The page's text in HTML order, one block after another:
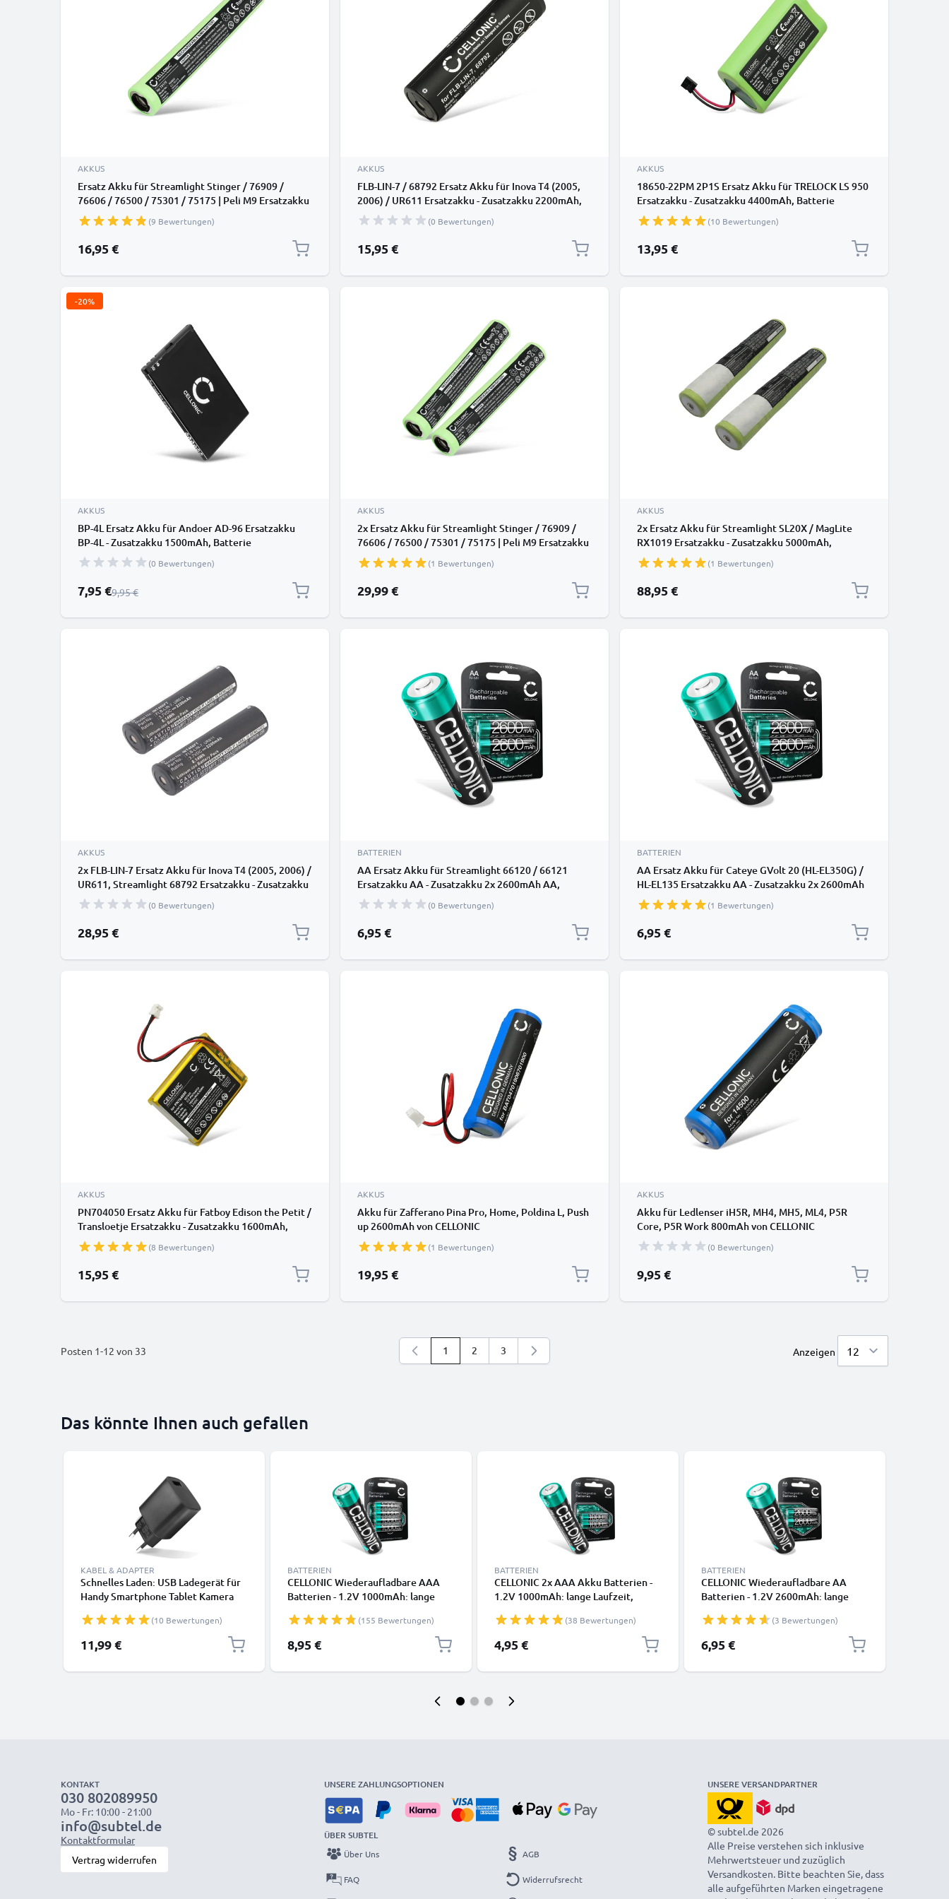
AKKUS
Ersatz Akku für Streamlight Stinger / 76909 /
76606 / 76500 / 75301 / 75175 | Peli M9 Ersatzakku
- Zusatzakku 1800mAh, Batterie
(9 Bewertungen)
16,95 €
AKKUS
FLB-LIN-7 / 68792 Ersatz Akku für Inova T4 (2005,
2006) / UR611 Ersatzakku - Zusatzakku 2200mAh,
Batterie
(0 Bewertungen)
15,95 €
AKKUS
18650-22PM 2P1S Ersatz Akku für TRELOCK LS 950
Ersatzakku - Zusatzakku 4400mAh, Batterie
(10 Bewertungen)
13,95 €
-20%
AKKUS
BP-4L Ersatz Akku für Andoer AD-96 Ersatzakku
BP-4L - Zusatzakku 1500mAh, Batterie
(0 Bewertungen)
Sonderpreis
7,95 €Regulärer Preis
9,95 €
AKKUS
2x Ersatz Akku für Streamlight Stinger / 76909 /
76606 / 76500 / 75301 / 75175 | Peli M9 Ersatzakku
- Zusatzakku 1800mAh, Batterie
(1 Bewertungen)
29,99 €
AKKUS
2x Ersatz Akku für Streamlight SL20X / MagLite
RX1019 Ersatzakku - Zusatzakku 5000mAh,
Batterie
(1 Bewertungen)
88,95 €
AKKUS
2x FLB-LIN-7 Ersatz Akku für Inova T4 (2005, 2006) /
UR611, Streamlight 68792 Ersatzakku - Zusatzakku
2200mAh, Batterie(0 Bewertungen)
28,95 €
BATTERIEN
AA Ersatz Akku für Streamlight 66120 / 66121
Ersatzakku AA - Zusatzakku 2x 2600mAh AA,
Batterie
(0 Bewertungen)
6,95 €
BATTERIEN
AA Ersatz Akku für Cateye GVolt 20 (HL-EL350G) /
HL-EL135 Ersatzakku AA - Zusatzakku 2x 2600mAh
AA, Batterie
(1 Bewertungen)
6,95 €
AKKUS
PN704050 Ersatz Akku für Fatboy Edison the Petit /
Transloetje Ersatzakku - Zusatzakku 1600mAh,
Batterie
(8 Bewertungen)
15,95 €
AKKUS
Akku für Zafferano Pina Pro, Home, Poldina L, Push
up 2600mAh von CELLONIC
(1 Bewertungen)
19,95 €
AKKUS
Akku für Ledlenser iH5R, MH4, MH5, ML4, P5R
Core, P5R Work 800mAh von CELLONIC
(0 Bewertungen)
9,95 €
Posten 1-12 von 33 Sie lesen gerade die Seite
1 Seite
2 Seite
3 Anzeigen
Das könnte Ihnen auch gefallen
KABEL & ADAPTER
Schnelles Laden: USB Ladegerät für
Handy Smartphone Tablet Kamera
3A / 15W Schnellladegerät,
Ladestecker / USB Lader
(10 Bewertungen)
11,99 €
BATTERIEN
CELLONIC Wiederaufladbare AAA
Batterien - 1.2V 1000mAh: lange
Fernbedienung Telefon Babyphone
Solarlampe - Akkubatterie:
aufladbare NiMH Akku AAA Micro
(155 Bewertungen)
8,95 €
BATTERIEN
CELLONIC 2x AAA Akku Batterien -
1.2V 1000mAh: lange Laufzeit,
Batterien f. Fernbedienung Telefon
Babyphone Solarlampe: aufladbare
NiMH Akkus AAA Micro R03 LR03
(38 Bewertungen)
4,95 €
BATTERIEN
CELLONIC Wiederaufladbare AA
Batterien - 1.2V 2600mAh: lange
Controller Kamera
Fahrradbeleuchtung Telefon GPS
Navigation Funkgeräte -
(3 Bewertungen)
6,95 €
KONTAKT
030 802089950
Mo - Fr: 10:00 - 21:00
info@subtel.de
Kontaktformular
Vertrag widerrufen
UNSERE ZAHLUNGSOPTIONEN
ÜBER SUBTEL
Über Uns
FAQ
AGB
Widerrufsrecht
UNSERE VERSANDPARTNER
© subtel.de 2026
Alle Preise verstehen sich inklusive
Mehrwertsteuer und zuzüglich
Versandkosten. Bitte beachten Sie, dass
alle aufgeführten Marken eingetragene